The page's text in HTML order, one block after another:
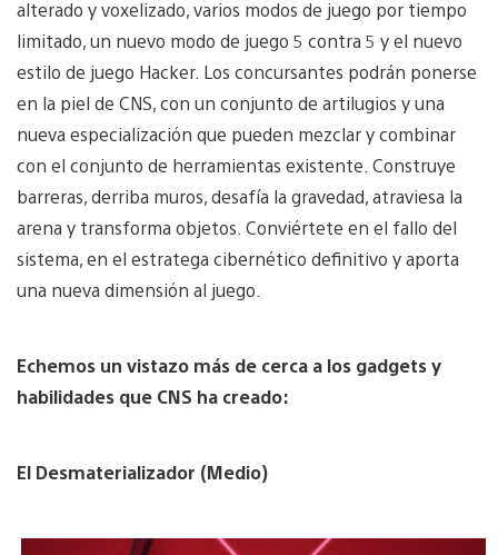
alterado y voxelizado, varios modos de juego por tiempo
limitado, un nuevo modo de juego 5 contra 5 y el nuevo
estilo de juego Hacker. Los concursantes podrán ponerse
en la piel de CNS, con un conjunto de artilugios y una
nueva especialización que pueden mezclar y combinar
con el conjunto de herramientas existente. Construye
barreras, derriba muros, desafía la gravedad, atraviesa la
arena y transforma objetos. Conviértete en el fallo del
sistema, en el estratega cibernético definitivo y aporta
una nueva dimensión al juego.
Echemos un vistazo más de cerca a los gadgets y
habilidades que CNS ha creado:
El Desmaterializador (Medio)